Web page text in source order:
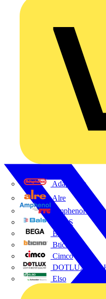
Adaptaflex
Alre
Amphenol FTG
BALS
Bega
Bticino
Cimco
DOTLUX
Elso